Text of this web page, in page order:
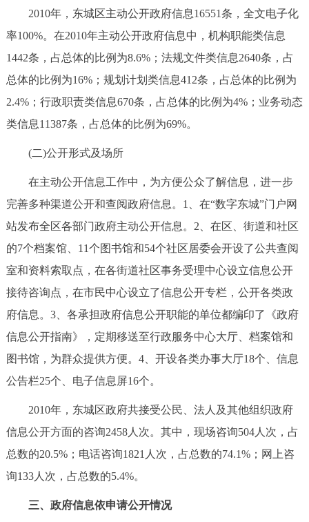
2010年，东城区主动公开政府信息16551条，全文电子化
率100%。在2010年主动公开政府信息中，机构职能类信息
1442条，占总体的比例为8.6%；法规文件类信息2640条，占
总体的比例为16%；规划计划类信息412条，占总体的比例为
2.4%；行政职责类信息670条，占总体的比例为4%；业务动态
类信息11387条，占总体的比例为69%。
(二)公开形式及场所
在主动公开信息工作中，为方便公众了解信息，进一步
完善多种渠道公开和查阅政府信息。1、在“数字东城”门户网
站发布全区各部门政府主动公开信息。2、在区、街道和社区
的7个档案馆、11个图书馆和54个社区居委会开设了公共查阅
室和资料索取点，在各街道社区事务受理中心设立信息公开
接待咨询点，在市民中心设立了信息公开专栏，公开各类政
府信息。3、各承担政府信息公开职能的单位都编印了《政府
信息公开指南》，定期移送至行政服务中心大厅、档案馆和
图书馆，为群众提供方便。4、开设各类办事大厅18个、信息
公告栏25个、电子信息屏16个。
2010年，东城区政府共接受公民、法人及其他组织政府
信息公开方面的咨询2458人次。其中，现场咨询504人次，占
总数的20.5%；电话咨询1821人次，占总数的74.1%；网上咨
询133人次，占总数的5.4%。
三、政府信息依申请公开情况